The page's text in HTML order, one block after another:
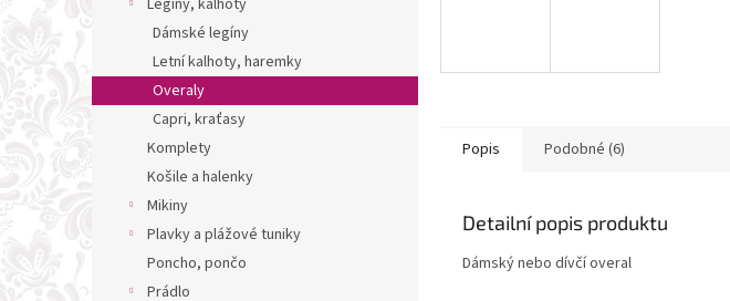
Legíny, kalhoty
Dámské legíny
Letní kalhoty, haremky
Overaly
Capri, kraťasy
Komplety
Košile a halenky
Mikiny
Plavky a plážové tuniky
Poncho, pončo
Prádlo
Popis Podobné (6)
Detailní popis produktu
Dámský nebo dívčí overal